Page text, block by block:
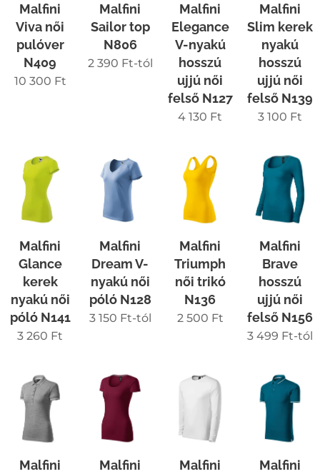
Malfini
Viva női
pulóver
N409
10 300 Ft
Malfini
Sailor top
N806
2 390 Ft-tól
Malfini
Elegance
V-nyakú
hosszú
ujjú női
felső N127
4 130 Ft
Malfini
Slim kerek
nyakú
hosszú
ujjú női
felső N139
3 100 Ft
Malfini
Glance
kerek
nyakú női
póló N141
3 260 Ft
Malfini
Dream V-
nyakú női
póló N128
3 150 Ft-tól
Malfini
Triumph
női trikó
N136
2 500 Ft
Malfini
Brave
hosszú
ujjú női
felső N156
3 499 Ft-tól
Malfini
Malfini
Malfini
Malfini